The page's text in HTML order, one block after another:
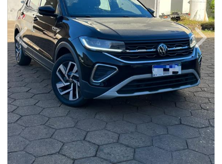
Previous Next